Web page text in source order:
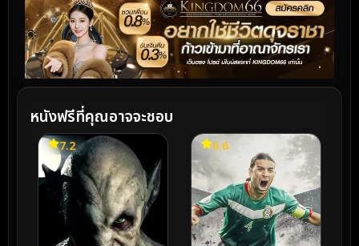
หนังฟรีที่คุณอาจจะชอบ
7.2 6.6